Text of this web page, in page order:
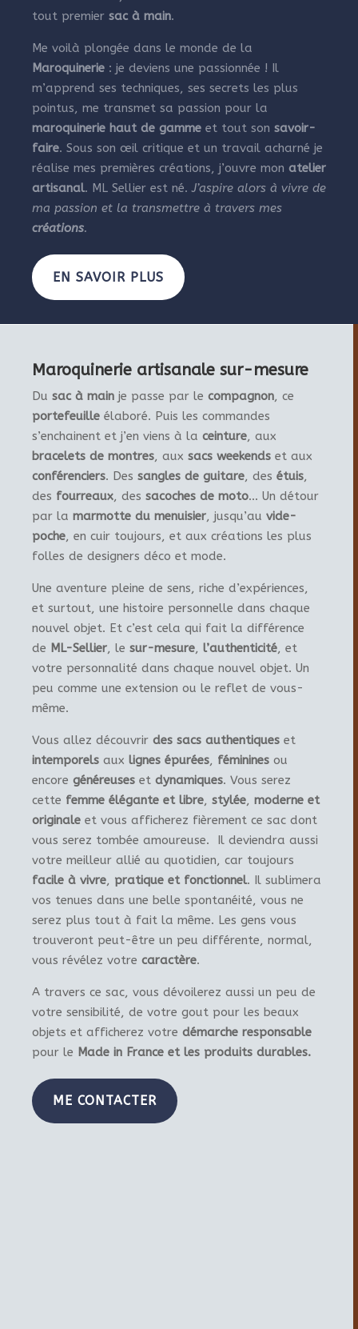
tout premier sac à main.
Me voilà plongée dans le monde de la
Maroquinerie : je deviens une passionnée ! Il
m’apprend ses techniques, ses secrets les plus
pointus, me transmet sa passion pour la
maroquinerie haut de gamme et tout son savoir-
faire. Sous son œil critique et un travail acharné je
réalise mes premières créations, j’ouvre mon atelier
artisanal. ML Sellier est né. J’aspire alors à vivre de
ma passion et la transmettre à travers mes
créations.
EN SAVOIR PLUS
Maroquinerie artisanale sur-mesure
Du sac à main je passe par le compagnon, ce
portefeuille élaboré. Puis les commandes
s’enchainent et j’en viens à la ceinture, aux
bracelets de montres, aux sacs weekends et aux
conférenciers. Des sangles de guitare, des étuis,
des fourreaux, des sacoches de moto… Un détour
par la marmotte du menuisier, jusqu’au vide-
poche, en cuir toujours, et aux créations les plus
folles de designers déco et mode.
Une aventure pleine de sens, riche d’expériences,
et surtout, une histoire personnelle dans chaque
nouvel objet. Et c’est cela qui fait la différence
de ML-Sellier, le sur-mesure, l’authenticité, et
votre personnalité dans chaque nouvel objet. Un
peu comme une extension ou le reflet de vous-
même.
Vous allez découvrir des sacs authentiques et
intemporels aux lignes épurées, féminines ou
encore généreuses et dynamiques. Vous serez
cette femme élégante et libre, stylée, moderne et
originale et vous afficherez fièrement ce sac dont
vous serez tombée amoureuse. Il deviendra aussi
votre meilleur allié au quotidien, car toujours
facile à vivre, pratique et fonctionnel. Il sublimera
vos tenues dans une belle spontanéité, vous ne
serez plus tout à fait la même. Les gens vous
trouveront peut-être un peu différente, normal,
vous révélez votre caractère.
A travers ce sac, vous dévoilerez aussi un peu de
votre sensibilité, de votre gout pour les beaux
objets et afficherez votre démarche responsable
pour le Made in France et les produits durables.
ME CONTACTER